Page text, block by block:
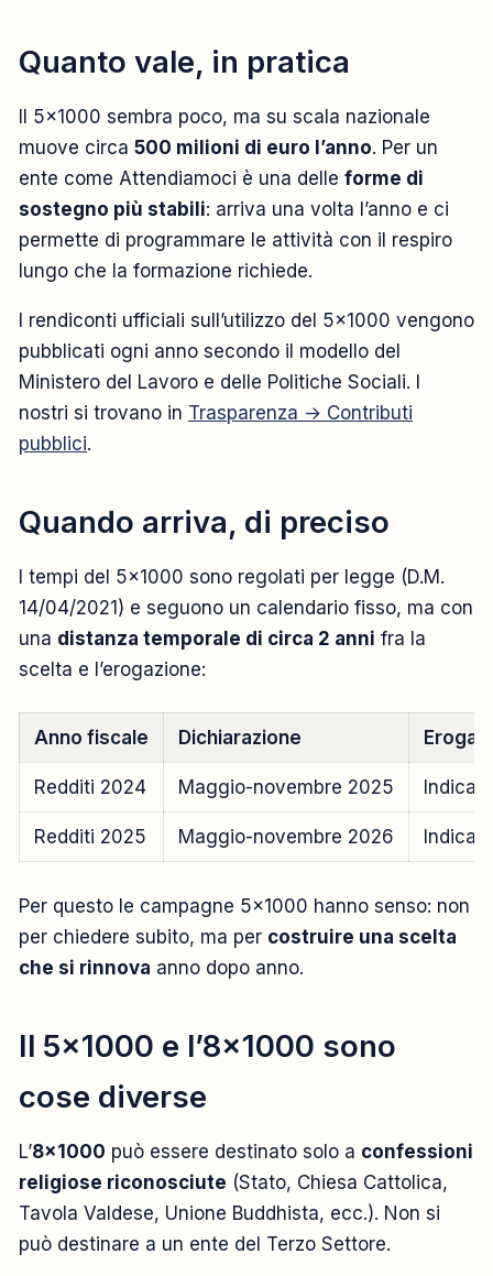
Quanto vale, in pratica
Il 5×1000 sembra poco, ma su scala nazionale
muove circa 500 milioni di euro l’anno. Per un
ente come Attendiamoci è una delle forme di
sostegno più stabili: arriva una volta l’anno e ci
permette di programmare le attività con il respiro
lungo che la formazione richiede.
I rendiconti ufficiali sull’utilizzo del 5×1000 vengono
pubblicati ogni anno secondo il modello del
Ministero del Lavoro e delle Politiche Sociali. I
nostri si trovano in Trasparenza → Contributi
pubblici.
Quando arriva, di preciso
I tempi del 5×1000 sono regolati per legge (D.M.
14/04/2021) e seguono un calendario fisso, ma con
una distanza temporale di circa 2 anni fra la
scelta e l’erogazione:
Anno fiscale Dichiarazione
Redditi 2024 Maggio-novembre 2025
Redditi 2025 Maggio-novembre 2026
Per questo le campagne 5×1000 hanno senso: non
per chiedere subito, ma per costruire una scelta
che si rinnova anno dopo anno.
Il 5×1000 e l’8×1000 sono
cose diverse
L’8×1000 può essere destinato solo a confessioni
religiose riconosciute (Stato, Chiesa Cattolica,
Tavola Valdese, Unione Buddhista, ecc.). Non si
può destinare a un ente del Terzo Settore.